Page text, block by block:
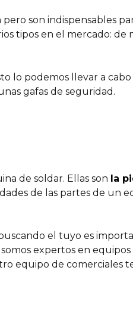
son indispensables
tipos en el mercado: de
lo podemos llevar a
gafas de seguridad.
de soldar. Ellas son la
de las partes de un
el tuyo es
somos expertos en
equipo de comerciales